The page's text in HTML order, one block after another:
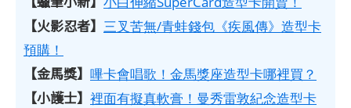
【火影忍者】 三叉苦無/青蛙錢包《疾風傳》造型卡
預購！
【金馬獎】 嗶卡會唱歌！金馬獎座造型卡哪裡買？
【小護士】 裡面有擬真軟膏！曼秀雷敦紀念造型卡